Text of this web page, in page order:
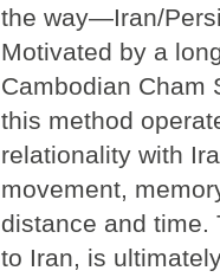
the way—Iran/
Motivated by a
Cambodian
this method
relationality with
movement,
distance and time.
to Iran, is